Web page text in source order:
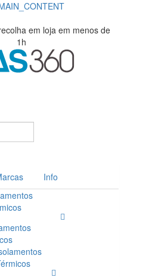
em loja em menos de
1h
Info